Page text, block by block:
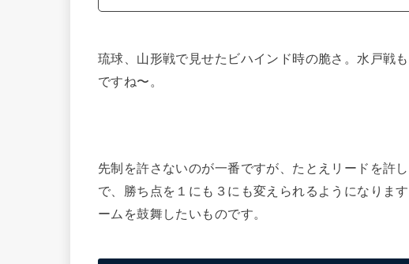
琉球、山形戦で見せたビハインド時の脆さ。水戸戦
ですね〜。
先制を許さないのが一番ですが、たとえリードを許
で、勝ち点を１にも３にも変えられるようになりま
ームを鼓舞したいものです。